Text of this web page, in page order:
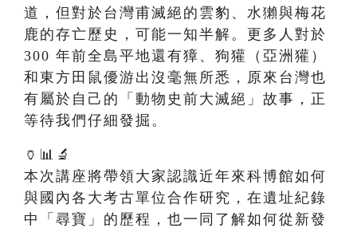
道，但對於台灣甫滅絕的雲豹、水獺與梅花
鹿的存亡歷史，可能一知半解。更多人對於
300 年前全島平地還有獐、狗獾（亞洲獾）
和東方田鼠優游出沒毫無所悉，原來台灣也
有屬於自己的「動物史前大滅絕」故事，正
等待我們仔細發掘。
🏺📊🔬
本次講座將帶領大家認識近年來科博館如何
與國內各大考古單位合作研究，在遺址紀錄
中「尋寶」的歷程，也一同了解如何從新發